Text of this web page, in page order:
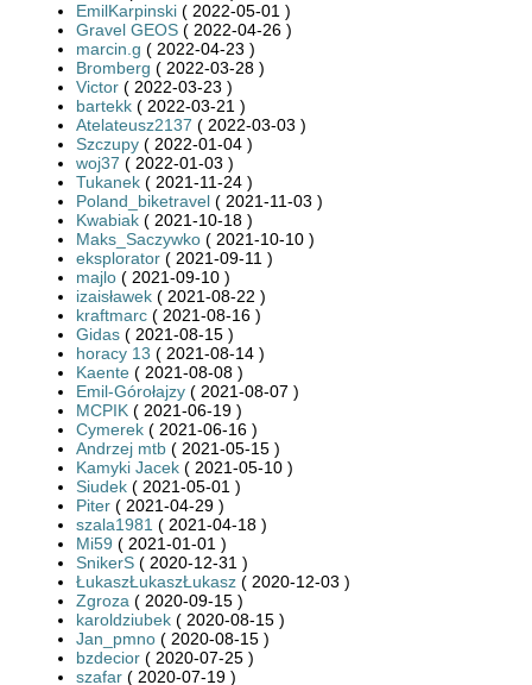
EmilKarpinski ( 2022-05-01 )
Gravel GEOS ( 2022-04-26 )
marcin.g ( 2022-04-23 )
Bromberg ( 2022-03-28 )
Victor ( 2022-03-23 )
bartekk ( 2022-03-21 )
Atelateusz2137 ( 2022-03-03 )
Szczupy ( 2022-01-04 )
woj37 ( 2022-01-03 )
Tukanek ( 2021-11-24 )
Poland_biketravel ( 2021-11-03 )
Kwabiak ( 2021-10-18 )
Maks_Saczywko ( 2021-10-10 )
eksplorator ( 2021-09-11 )
majlo ( 2021-09-10 )
izaisławek ( 2021-08-22 )
kraftmarc ( 2021-08-16 )
Gidas ( 2021-08-15 )
horacy 13 ( 2021-08-14 )
Kaente ( 2021-08-08 )
Emil-Górołajzy ( 2021-08-07 )
MCPIK ( 2021-06-19 )
Cymerek ( 2021-06-16 )
Andrzej mtb ( 2021-05-15 )
Kamyki Jacek ( 2021-05-10 )
Siudek ( 2021-05-01 )
Piter ( 2021-04-29 )
szala1981 ( 2021-04-18 )
Mi59 ( 2021-01-01 )
SnikerS ( 2020-12-31 )
ŁukaszŁukaszŁukasz ( 2020-12-03 )
Zgroza ( 2020-09-15 )
karoldziubek ( 2020-08-15 )
Jan_pmno ( 2020-08-15 )
bzdecior ( 2020-07-25 )
szafar ( 2020-07-19 )